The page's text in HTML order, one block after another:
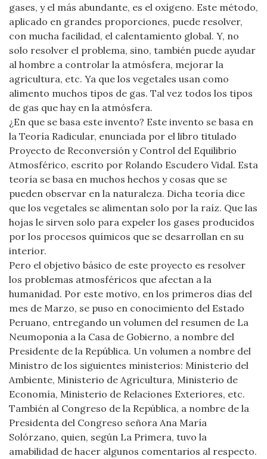
gases, y el más abundante, es el oxígeno. Este método,
aplicado en grandes proporciones, puede resolver,
con mucha facilidad, el calentamiento global. Y, no
solo resolver el problema, sino, también puede ayudar
al hombre a controlar la atmósfera, mejorar la
agricultura, etc. Ya que los vegetales usan como
alimento muchos tipos de gas. Tal vez todos los tipos
de gas que hay en la atmósfera.
¿En que se basa este invento? Este invento se basa en
la Teoría Radicular, enunciada por el libro titulado
Proyecto de Reconversión y Control del Equilibrio
Atmosférico, escrito por Rolando Escudero Vidal. Esta
teoría se basa en muchos hechos y cosas que se
pueden observar en la naturaleza. Dicha teoría dice
que los vegetales se alimentan solo por la raíz. Que las
hojas le sirven solo para expeler los gases producidos
por los procesos químicos que se desarrollan en su
interior.
Pero el objetivo básico de este proyecto es resolver
los problemas atmosféricos que afectan a la
humanidad. Por este motivo, en los primeros días del
mes de Marzo, se puso en conocimiento del Estado
Peruano, entregando un volumen del resumen de La
Neumoponia a la Casa de Gobierno, a nombre del
Presidente de la República. Un volumen a nombre del
Ministro de los siguientes ministerios: Ministerio del
Ambiente, Ministerio de Agricultura, Ministerio de
Economía, Ministerio de Relaciones Exteriores, etc.
También al Congreso de la República, a nombre de la
Presidenta del Congreso señora Ana María
Solórzano, quien, según La Primera, tuvo la
amabilidad de hacer algunos comentarios al respecto.